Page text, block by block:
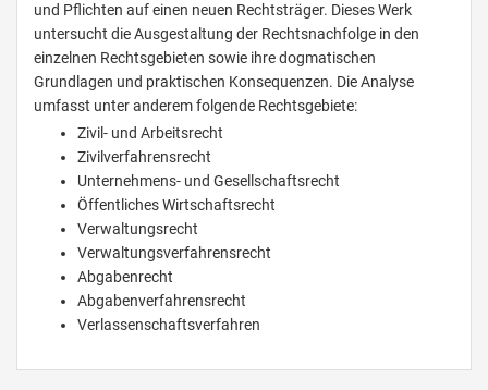
und Pflichten auf einen neuen Rechtsträger. Dieses Werk
untersucht die Ausgestaltung der Rechtsnachfolge in den
einzelnen Rechtsgebieten sowie ihre dogmatischen
Grundlagen und praktischen Konsequenzen. Die Analyse
umfasst unter anderem folgende Rechtsgebiete:
Zivil- und Arbeitsrecht
Zivilverfahrensrecht
Unternehmens- und Gesellschaftsrecht
Öffentliches Wirtschaftsrecht
Verwaltungsrecht
Verwaltungsverfahrensrecht
Abgabenrecht
Abgabenverfahrensrecht
Verlassenschaftsverfahren